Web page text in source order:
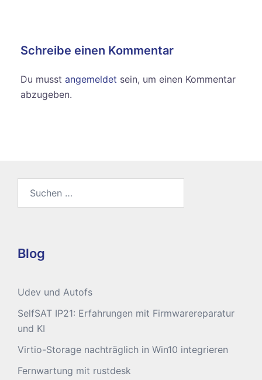
Schreibe einen Kommentar
Du musst angemeldet sein, um einen Kommentar
abzugeben.
Blog
Udev und Autofs
SelfSAT IP21: Erfahrungen mit Firmwarereparatur
und KI
Virtio-Storage nachträglich in Win10 integrieren
Fernwartung mit rustdesk